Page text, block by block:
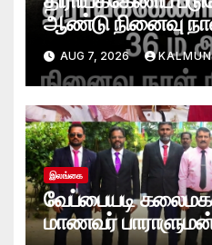
ஆண்டு நினைவு
AUG 7, 2026
இலங்கை
வேப்பையடி
மாணவர்